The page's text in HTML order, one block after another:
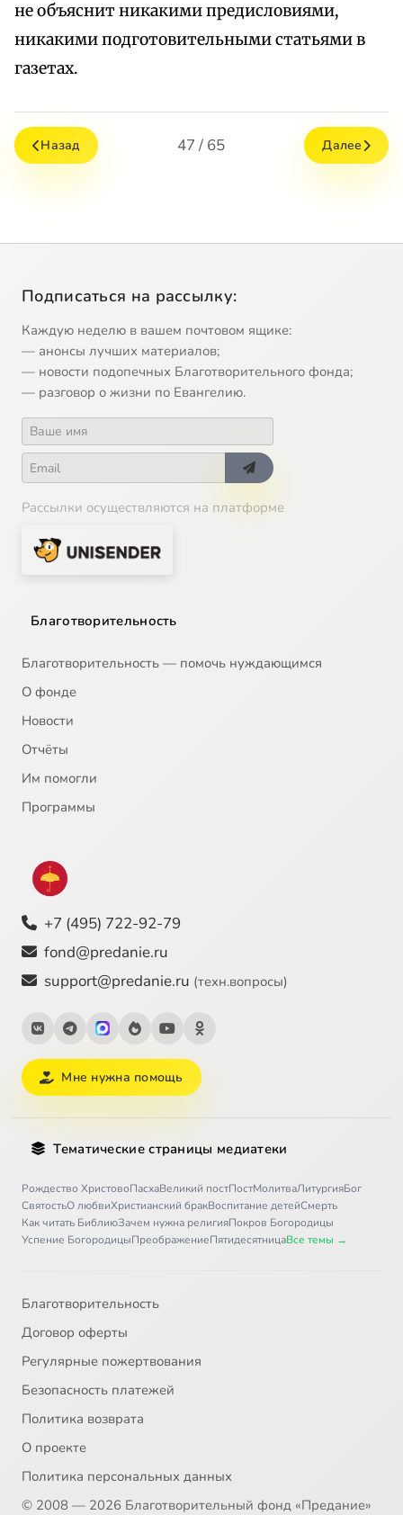
не объяснит никакими предисловиями,
никакими подготовительными статьями в
газетах.
Назад 47 / 65 Далее
Подписаться на рассылку:
Каждую неделю в вашем почтовом ящике:
— анонсы лучших материалов;
— новости подопечных Благотворительного фонда;
— разговор о жизни по Евангелию.
Рассылки осуществляются на платформе
Благотворительность
Благотворительность — помочь нуждающимся
О фонде
Новости
Отчёты
Им помогли
Программы
+7 (495) 722-92-79
fond@predanie.ru
support@predanie.ru (техн.вопросы)
Мне нужна помощь
Тематические страницы медиатеки
Рождество ХристовоПасхаВеликий постПостМолитваЛитургияБог
СвятостьО любвиХристианский бракВоспитание детейСмерть
Как читать БиблиюЗачем нужна религияПокров Богородицы
Успение БогородицыПреображениеПятидесятницаВсе темы →
Благотворительность
Договор оферты
Регулярные пожертвования
Безопасность платежей
Политика возврата
О проекте
Политика персональных данных
© 2008 — 2026 Благотворительный фонд «Предание»